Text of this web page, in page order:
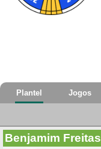
Plantel Jogos
Benjamim Freitas